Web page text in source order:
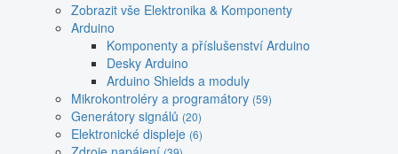
Zobrazit vše Elektronika & Komponenty
Arduino
Komponenty a příslušenství Arduino
Desky Arduino
Arduino Shields a moduly
Mikrokontroléry a programátory (59)
Generátory signálů (20)
Elektronické displeje (6)